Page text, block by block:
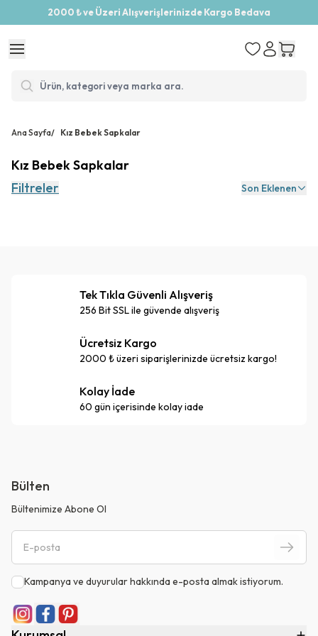
2000 ₺ ve Üzeri Alışverişlerinizde Kargo Bedava
Ana Sayfa/ Kız Bebek Sapkalar
Kız Bebek Sapkalar
Filtreler
Son Eklenen
Tek Tıkla Güvenli Alışveriş
256 Bit SSL ile güvende alışveriş
Ücretsiz Kargo
2000 ₺ üzeri siparişlerinizde ücretsiz kargo!
Kolay İade
60 gün içerisinde kolay iade
Bülten
Bültenimize Abone Ol
Kampanya ve duyurular hakkında e-posta almak istiyorum.